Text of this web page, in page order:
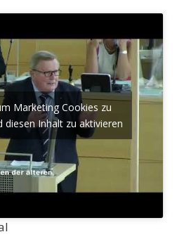
Marketing Cookies zu
diesen Inhalt zu aktivieren